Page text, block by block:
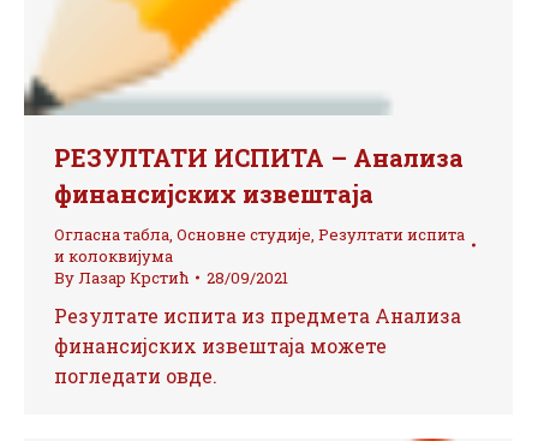
РЕЗУЛТАТИ ИСПИТА – Анализа
финансијских извештаја
Огласна табла, Основне студије, Резултати испита
и колоквијума
ByЛазар Крстић 28/09/2021
Резултате испита из предмета Анализа
финансијских извештаја можете
погледати овде.